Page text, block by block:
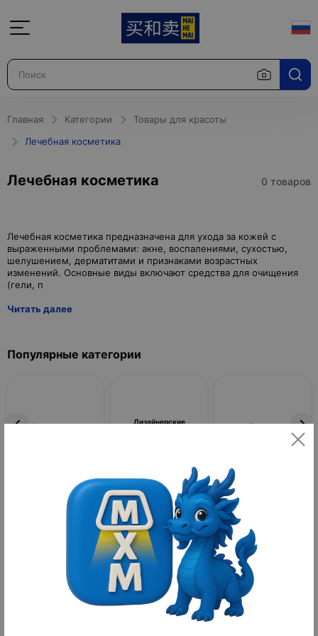
Главная Категории
Товары для красоты
Лечебная косметика
Лечебная косметика 0 товаров
Лечебная косметика предназначена для ухода за кожей с
выраженными проблемами: акне, воспалениями, сухостью,
шелушением, дерматитами и признаками возрастных
изменений. Основные виды включают средства для очищения
Читать далее
Популярные категории
Светильники
Дизайнерские
Люстры
Фильтры По популярности
Товаров не найдено
Лечебная косметика
**Лечебная косметика: экспертный гид по выбору и